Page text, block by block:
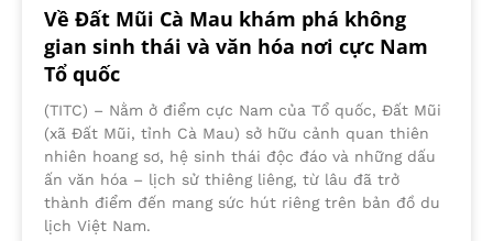
Về Đất Mũi Cà Mau khám phá không
gian sinh thái và văn hóa nơi cực Nam
Tổ quốc
(TITC) – Nằm ở điểm cực Nam của Tổ quốc, Đất Mũi
(xã Đất Mũi, tỉnh Cà Mau) sở hữu cảnh quan thiên
nhiên hoang sơ, hệ sinh thái độc đáo và những dấu
ấn văn hóa – lịch sử thiêng liêng, từ lâu đã trở
thành điểm đến mang sức hút riêng trên bản đồ du
lịch Việt Nam.